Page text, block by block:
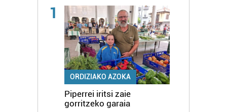
1
ORDIZIAKO AZOKA
Piperrei iritsi zaie
gorritzeko garaia